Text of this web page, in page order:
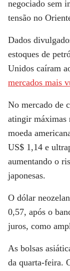
negociado sem
tensão no
Dados
estoques de
Unidos caíram
mercados mais
No mercado de
atingir máximas
moeda
US$ 1,14 e
aumentando o
japonesas.
O dólar
0,57, após o
juros, como
As bolsas
da quarta-feira.